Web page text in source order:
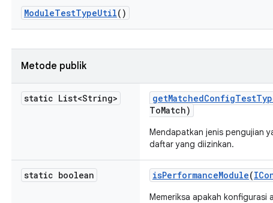
ModuleTestTypeUtil()
Metode publik
static List<String> getMatchedConfigTest
ToMatch)
Mendapatkan jenis pengujian
daftar yang diizinkan.
static boolean isPerformanceModule(
Memeriksa apakah konfigurasi